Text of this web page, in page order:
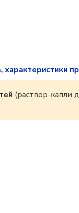
(раствор-капли